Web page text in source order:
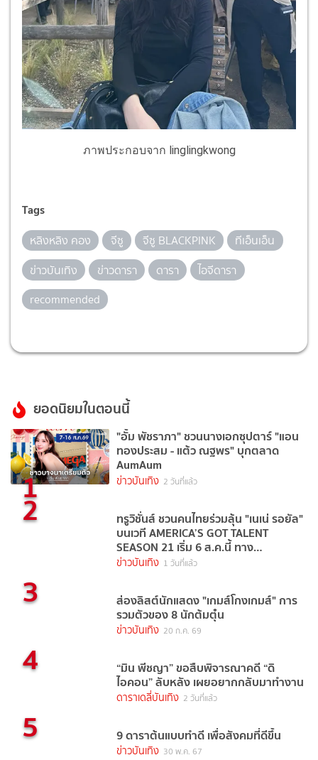
ภาพประกอบจาก linglingkwong
Tags
หลิงหลิง คอง จีซู จีซู BLACKPINK
ทีเอ็นเอ็น
ข่าวบันเทิง
ข่าวดารา ดารา
ไอจีดารา
recommended
ยอดนิยมในตอนนี้
1
"อั้ม พัชราภา" ชวนนางเอกซุปตาร์ "แอน
ทองประสม - แต้ว ณฐพร" บุกตลาด
AumAum
ข่าวบันเทิง 2 วันที่แล้ว
2 ทรูวิชั่นส์ ชวนคนไทยร่วมลุ้น "เนเน่ รอยัล"
บนเวที AMERICA’S GOT TALENT
SEASON 21 เริ่ม 6 ส.ค.นี้ ทาง
TrueVisions NOW
ข่าวบันเทิง 1 วันที่แล้ว
3 ส่องลิสต์นักแสดง "เกมส์โกงเกมส์" การ
รวมตัวของ 8 นักต้มตุ๋น
ข่าวบันเทิง 20 ก.ค. 69
4 “มิน พีชญา” ขอสืบพิจารณาคดี “ดิ
ไอคอน” ลับหลัง เผยอยากกลับมาทำงาน
ดาราเดลี่บันเทิง 2 วันที่แล้ว
5 9 ดาราต้นแบบทำดี เพื่อสังคมที่ดีขึ้น
ข่าวบันเทิง 30 พ.ค. 67